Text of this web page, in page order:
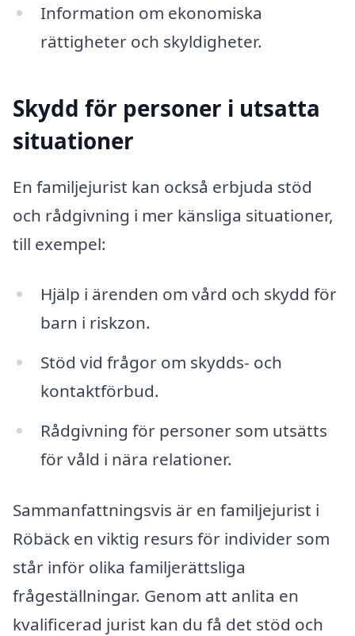
Information om ekonomiska
rättigheter och skyldigheter.
Skydd för personer i utsatta
situationer
En familjejurist kan också erbjuda stöd
och rådgivning i mer känsliga situationer,
till exempel:
Hjälp i ärenden om vård och skydd för
barn i riskzon.
Stöd vid frågor om skydds- och
kontaktförbud.
Rådgivning för personer som utsätts
för våld i nära relationer.
Sammanfattningsvis är en familjejurist i
Röbäck en viktig resurs för individer som
står inför olika familjerättsliga
frågeställningar. Genom att anlita en
kvalificerad jurist kan du få det stöd och